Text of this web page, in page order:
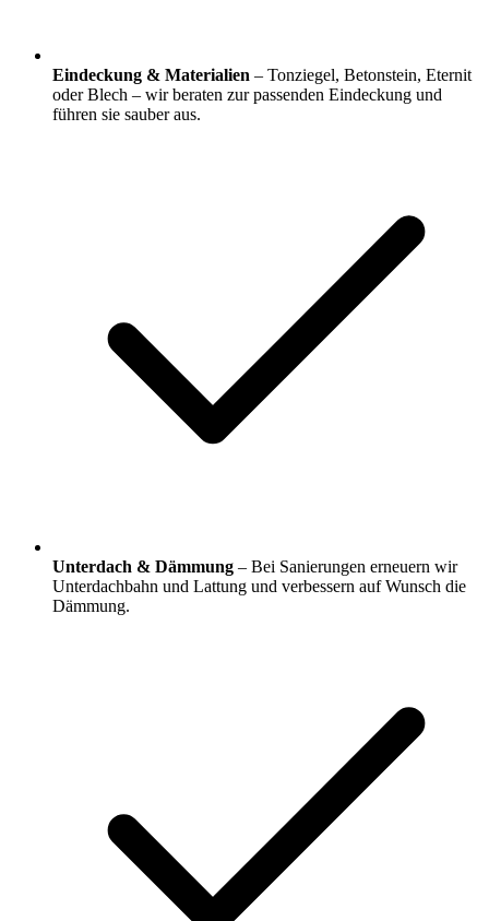
Eindeckung & Materialien – Tonziegel, Betonstein, Eternit
oder Blech – wir beraten zur passenden Eindeckung und
führen sie sauber aus.
Unterdach & Dämmung – Bei Sanierungen erneuern wir
Unterdachbahn und Lattung und verbessern auf Wunsch die
Dämmung.